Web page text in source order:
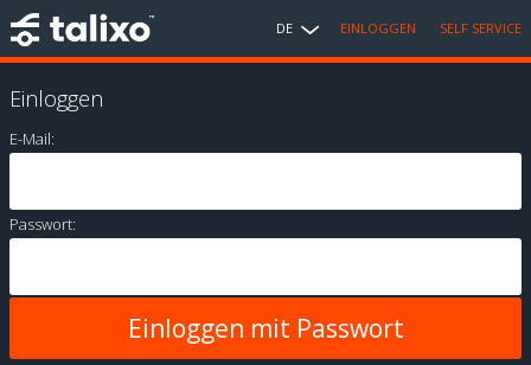
DE EINLOGGEN SELF SERVICE
Einloggen
E-Mail:
Passwort: